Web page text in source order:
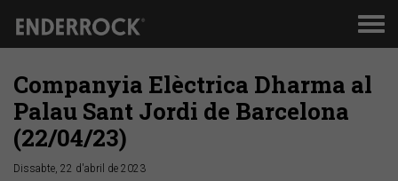
Companyia Elèctrica Dharma al
Palau Sant Jordi de Barcelona
(22/04/23)
Dissabte, 22 d'abril de 2023